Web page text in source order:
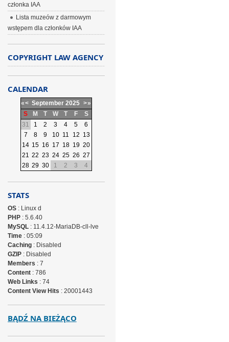
członka IAA
Lista muzeów z darmowym
wstępem dla członków IAA
COPYRIGHT LAW AGENCY
CALENDAR
«< September 2025 >»
S
M T W T F
S
31
1 2 3 4 5
6
7
8 9 10 11 12 13
14 15 16 17 18 19 20
21 22 23 24 25 26 27
28 29 30 1 2 3 4
STATS
OS: Linux d
PHP: 5.6.40
MySQL: 11.4.12-MariaDB-cll-lve
Time: 05:09
Caching: Disabled
GZIP: Disabled
Members : 7
Content: 786
Web Links : 74
Content View Hits : 20001443
BĄDŹ NA BIEŻĄCO